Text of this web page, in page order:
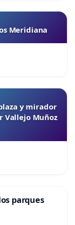
Meridiana
y mirador
Vallejo Muñoz
parques